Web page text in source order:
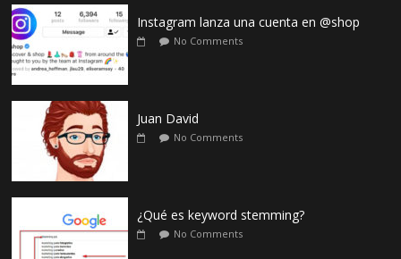
Instagram lanza una cuenta en @shop
No Comments
Juan David
No Comments
¿Qué es keyword stemming?
No Comments